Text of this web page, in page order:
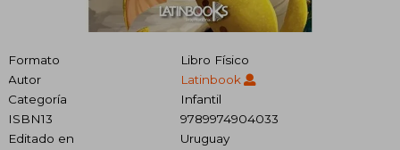
Formato
Libro Físico
Autor
Latinbook
Categoría
Infantil
ISBN13
9789974904033
Editado en
Uruguay